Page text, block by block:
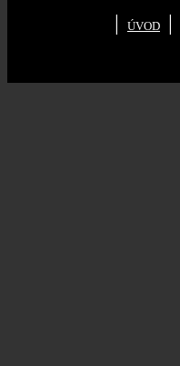
| ÚVOD |